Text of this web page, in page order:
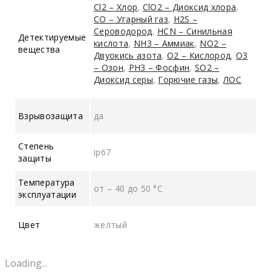
Детектируемые
вещества
Cl2 – Хлор, ClO2 – Диоксид хлора,
CO – Угарный газ, H2S –
Сероводород, HCN – Синильная
кислота, NH3 – Аммиак, NO2 –
Двуокись азота,O2 – Кислород, O3
– Озон, PH3 – Фосфин,SO2 –
Диоксид серы, Горючие газы, ЛОС
Взрывозащита да
Степень
защиты
ip67
Температура
эксплуатации
от – 40 до 50 °C
Цвет желтый
Loading...